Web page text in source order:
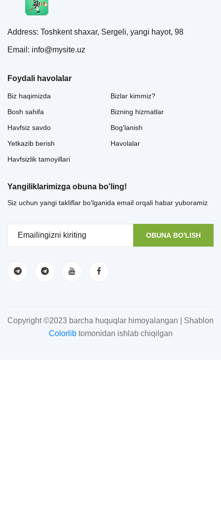
Address: Toshkent shaxar, Sergeli, yangi hayot, 98
Email: info@mysite.uz
Foydali havolalar
Biz haqimizda
Bosh sahifa
Havfsiz savdo
Yetkazib berish
Havfsizlik tamoyillari
Bizlar kimmiz?
Bizning hizmatlar
Bog'lanish
Havolalar
Yangiliklarimizga obuna bo'ling!
Siz uchun yangi takliflar bo'lganida email orqali habar yuboramiz
OBUNA BO'LISH
Copyright ©2023 barcha huquqlar himoyalangan | Shablon
Colorlibtomonidan ishlab chiqilgan